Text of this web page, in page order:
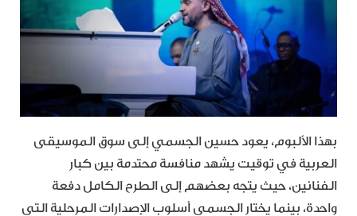
بهذا الألبوم، يعود حسين الجسمي إلى سوق الموسيقى
العربية في توقيت يشهد منافسة محتدمة بين كبار
الفنانين، حيث يتجه بعضهم إلى الطرح الكامل دفعة
واحدة، بينما يختار الجسمي أسلوب الإصدارات المرحلية التي